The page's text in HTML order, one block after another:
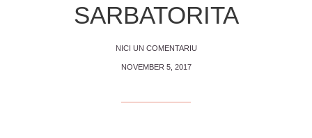
SARBATORITA
NICI UN COMENTARIU
NOVEMBER 5, 2017